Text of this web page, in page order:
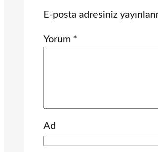
E-posta adresiniz
Yorum *
Ad